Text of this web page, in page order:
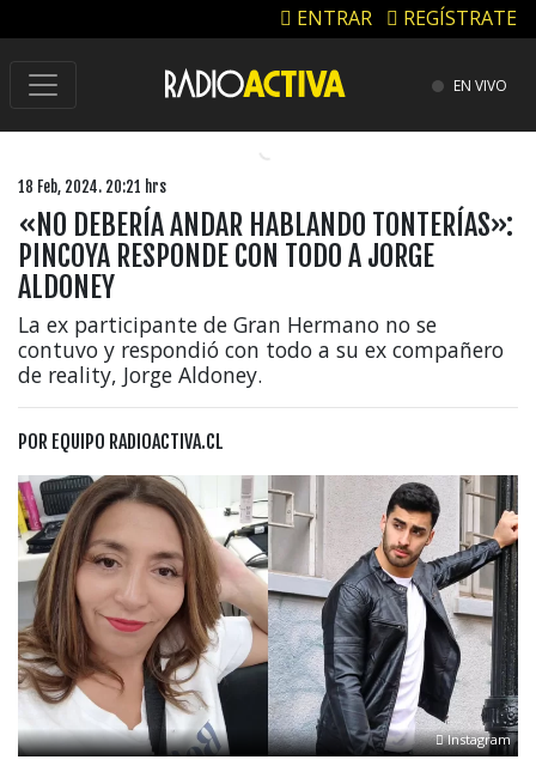
ENTRAR REGÍSTRATE
EN VIVO
18 Feb, 2024. 20:21 hrs
«NO DEBERÍA ANDAR HABLANDO TONTERÍAS»:
PINCOYA RESPONDE CON TODO A JORGE
ALDONEY
La ex participante de Gran Hermano no se
contuvo y respondió con todo a su ex compañero
de reality, Jorge Aldoney.
POR EQUIPO RADIOACTIVA.CL
Instagram